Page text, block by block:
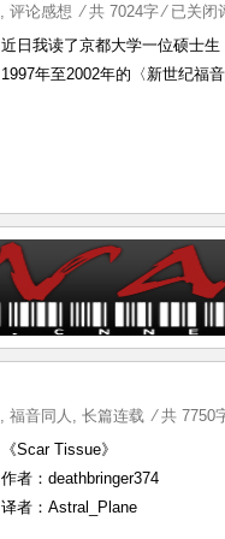
, 评论感想 ⁄ 共 7024字⁄ 读
京
都
国
早
期
EVA
传
播
士
已关闭
近日我读了京都大学一位硕士
1997年至2002年的〈新世纪福
, 福音同人 , 长篇连载 ⁄ 共 7750
《Scar Tissue》
作者：deathbringer374
译者：Astral_Plane